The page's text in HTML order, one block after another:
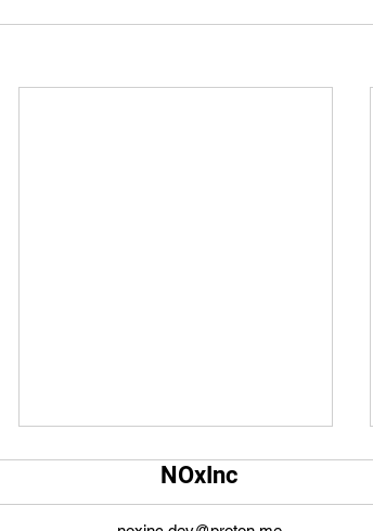
Qual é o tamanho da tela do
NOxInc